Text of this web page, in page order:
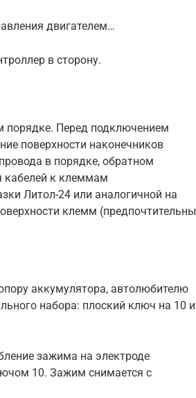
двигателем…
в сторону.
порядке. Перед подключением
поверхности наконечников
в порядке, обратном
кабелей к клеммам
Литол-24 или аналогичной на
клемм (предпочтительны
аккумулятора, автолюбителю
набора: плоский ключ на 10 и
зажима на электроде
10. Зажим снимается с